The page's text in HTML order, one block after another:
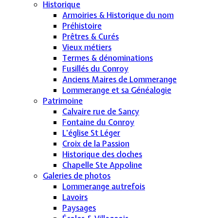
Historique
Armoiries & Historique du nom
Préhistoire
Prêtres & Curés
Vieux métiers
Termes & dénominations
Fusillés du Conroy
Anciens Maires de Lommerange
Lommerange et sa Généalogie
Patrimoine
Calvaire rue de Sancy
Fontaine du Conroy
L'église St Léger
Croix de la Passion
Historique des cloches
Chapelle Ste Appoline
Galeries de photos
Lommerange autrefois
Lavoirs
Paysages